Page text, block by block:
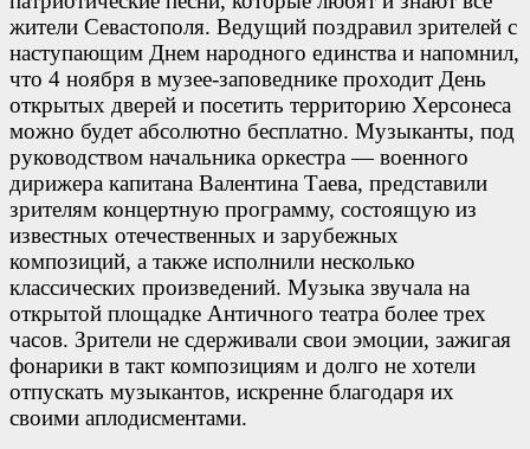
жители Севастополя. Ведущий поздравил зрителей с
наступающим Днем народного единства и напомнил,
что 4 ноября в музее-заповеднике проходит День
открытых дверей и посетить территорию Херсонеса
можно будет абсолютно бесплатно. Музыканты, под
руководством начальника оркестра — военного
дирижера капитана Валентина Таева, представили
зрителям концертную программу, состоящую из
известных отечественных и зарубежных
композиций, а также исполнили несколько
классических произведений. Музыка звучала на
открытой площадке Античного театра более трех
часов. Зрители не сдерживали свои эмоции, зажигая
фонарики в такт композициям и долго не хотели
отпускать музыкантов, искренне благодаря их
своими аплодисментами.